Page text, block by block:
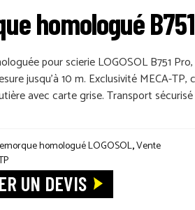
CONTACTCONTACT
MATÉRIELPIÈCES DÉTACHÉES
homologué
pour scierie LOGOSOL B751
jusqu’à 10 m. Exclusivité MECA-TP,
avec carte grise. Transport
homologué LOGOSOL,Vente
UN DEVIS